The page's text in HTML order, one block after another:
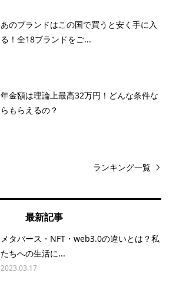
あのブランドはこの国で買うと安く手に入
る！全18ブランドをご...
年金額は理論上最高32万円！どんな条件な
らもらえるの？
ランキング一覧
最新記事
メタバース・NFT・web3.0の違いとは？私
たちへの生活に...
2023.03.17